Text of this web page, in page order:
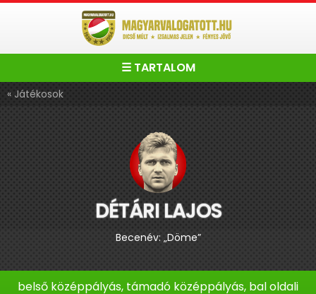
☰ TARTALOM
« Játékosok
DÉTÁRI LAJOS
Becenév: „Döme”
belső középpályás, támadó középpályás, bal oldali